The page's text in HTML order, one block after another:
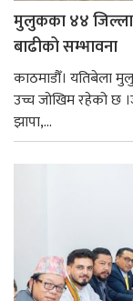
मुलुकका ४४
बाढीको सम्भावना
काठमाडौँ। यतिबेला
उच्च जोखिम रहेको छ
झापा,...